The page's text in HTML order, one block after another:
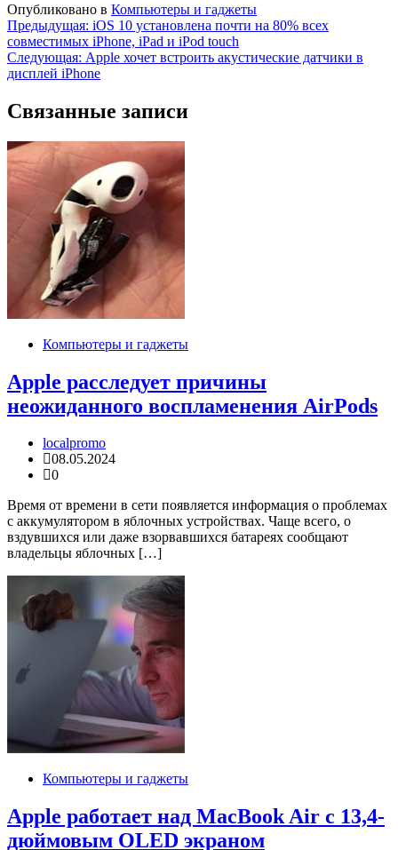
Опубликовано в Компьютеры и гаджеты
Навигация
по
записям
Предыдущая: iOS 10 установлена почти на 80% всех
совместимых iPhone, iPad и iPod touch
Следующая: Apple хочет встроить акустические датчики в
дисплей iPhone
Связанные записи
Компьютеры и гаджеты
Apple расследует причины
неожиданного воспламенения AirPods
localpromo
08.05.2024
0
Время от времени в сети появляется информация о проблемах
с аккумулятором в яблочных устройствах. Чаще всего, о
вздувшихся или даже взорвавшихся батареях сообщают
владельцы яблочных […]
Компьютеры и гаджеты
Apple работает над MacBook Air с 13,4-
дюймовым OLED экраном